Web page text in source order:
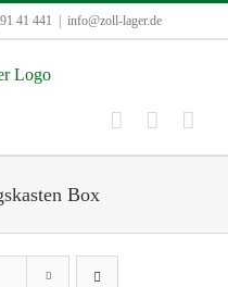
41 441 info@zoll-lager.de
Box